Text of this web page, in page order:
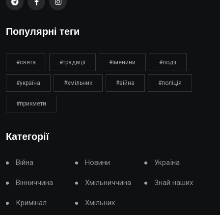
Популярні теги
#свята #традиції #іменини #події
#україна #хмільник #війна #поліція
#прикмети
Категорії
Війна Новини Україна
Вінниччина Хмільниччина Знай наших
Кримінал Хмільник